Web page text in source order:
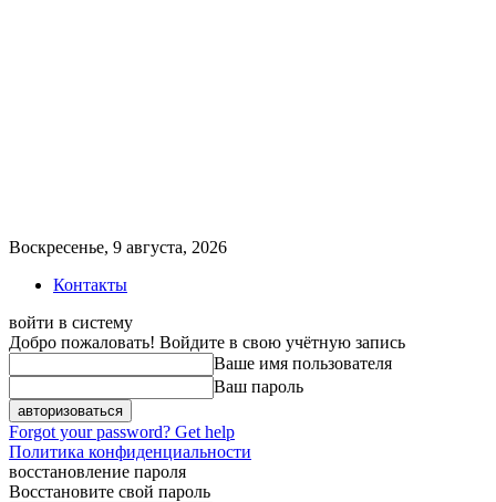
Воскресенье, 9 августа, 2026
Контакты
войти в систему
Добро пожаловать! Войдите в свою учётную запись
Ваше имя пользователя
Ваш пароль
Forgot your password? Get help
Политика конфиденциальности
восстановление пароля
Восстановите свой пароль